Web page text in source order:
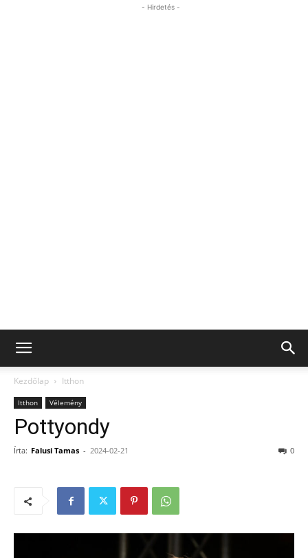
- Hirdetés -
Kezdőlap Itthon
Itthon Vélemény
Pottyondy
Írta: Falusi Tamas - 2024-02-21 0